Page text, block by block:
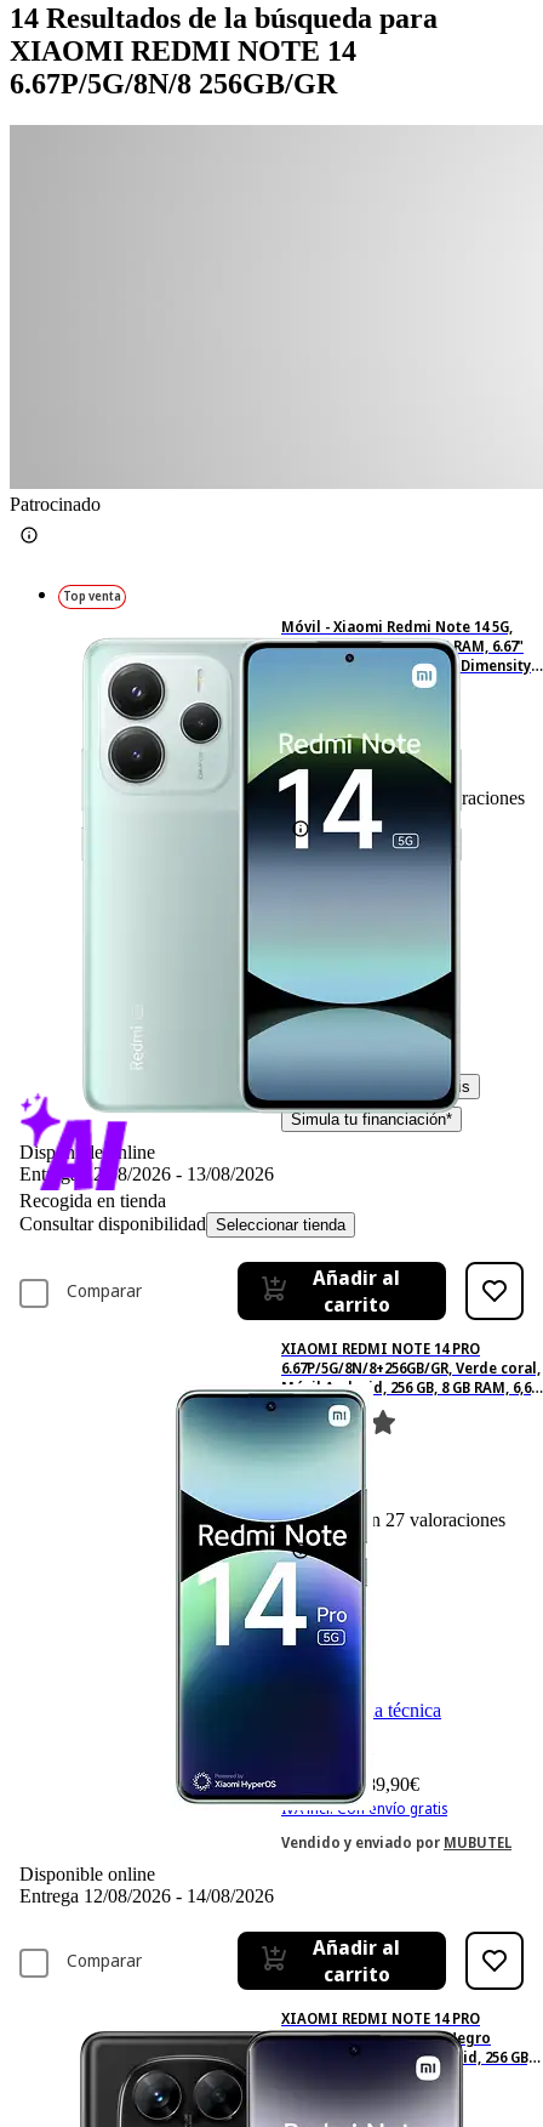
14 Resultados de la búsqueda para
XIAOMI REDMI NOTE 14
6.67P/5G/8N/8 256GB/GR
Patrocinado
Top venta
Móvil - Xiaomi Redmi Note 14 5G,
Verde coral, 256 GB, 8 GB RAM, 6.67"
AMOLED FHD+, MediaTek Dimensity
7025-Ultra, 5110 mAh
230 Basado en 230 valoraciones
-33%
199,– €
IVA incl. Con envío gratis
Simula tu financiación*
Disponible online
Entrega 12/08/2026 - 13/08/2026
Recogida en tienda
Consultar disponibilidad Seleccionar tienda
Comparar
Añadir al
carrito
Ficha técnica
XIAOMI REDMI NOTE 14 PRO
6.67P/5G/8N/8+256GB/GR, Verde coral,
Móvil Android, 256 GB, 8 GB RAM, 6,67
" AMOLED 1.5K, MediaTek Dimensity
7300-Ultra, 5110 mAh
27Basado en 27 valoraciones
289,90€
IVA incl. Con envío gratis
Vendido y enviado por MUBUTEL
Disponible online
Entrega 12/08/2026 - 14/08/2026
Comparar
Añadir al
carrito
XIAOMI REDMI NOTE 14 PRO
6.67P/5G/8N/8+256GB/B, Negro
medianoche, Móvil Android, 256 GB, 8
GB RAM, 6,67 " AMOLED 1.5K,
MediaTek Dimensity 7300-Ultra, 5110
mAh